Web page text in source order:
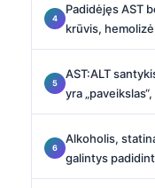
Padidėjęs AST
krūvis,
AST:ALT
yra
Alkoholis,
galintys